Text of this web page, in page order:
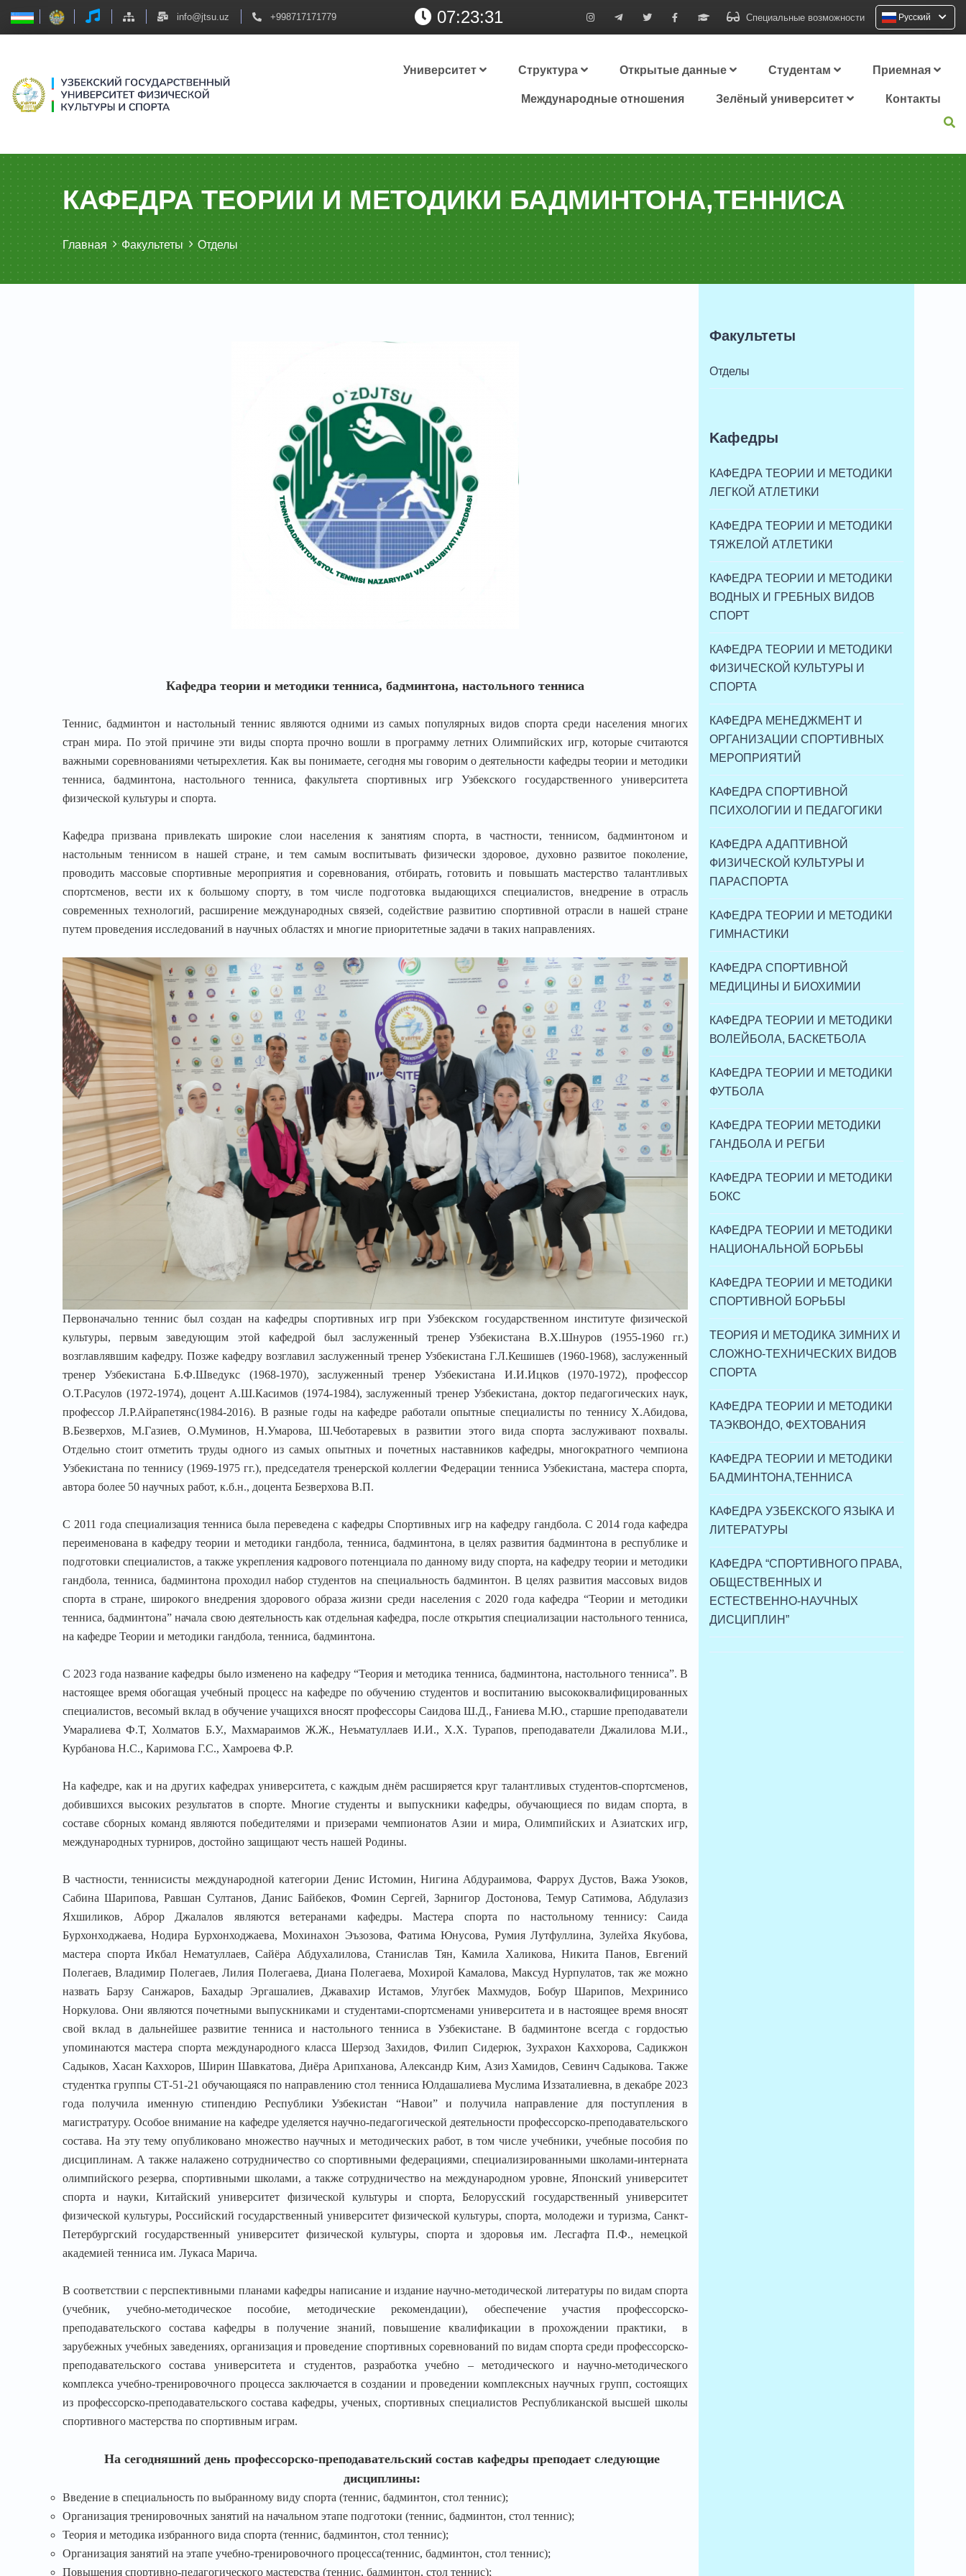
info@jtsu.uz +998717171779 07:23:32 Специальные возможности Русский
Университет Структура Открытые данные Студентам Приемная
Международные отношения Зелёный университет Контакты
КАФЕДРА ТЕОРИИ И МЕТОДИКИ БАДМИНТОНА,ТЕННИСА
Главная Факультеты Отделы
Кафедра теории и методики тенниса, бадминтона, настольного тенниса
Теннис, бадминтон и настольный теннис являются одними из самых популярных видов спорта среди населения многих
стран мира. По этой причине эти виды спорта прочно вошли в программу летних Олимпийских игр, которые считаются
важными соревнованиями четырехлетия. Как вы понимаете, сегодня мы говорим о деятельности кафедры теории и методики
тенниса, бадминтона, настольного тенниса, факультета спортивных игр Узбекского государственного университета
физической культуры и спорта.
Кафедра призвана привлекать широкие слои населения к занятиям спорта, в частности, теннисом, бадминтоном и
настольным теннисом в нашей стране, и тем самым воспитывать физически здоровое, духовно развитое поколение,
проводить массовые спортивные мероприятия и соревнования, отбирать, готовить и повышать мастерство талантливых
спортсменов, вести их к большому спорту, в том числе подготовка выдающихся специалистов, внедрение в отрасль
современных технологий, расширение международных связей, содействие развитию спортивной отрасли в нашей стране
путем проведения исследований в научных областях и многие приоритетные задачи в таких направлениях.
Первоначально теннис был создан на кафедры спортивных игр при Узбекском государственном институте физической
культуры, первым заведующим этой кафедрой был заслуженный тренер Узбекистана В.X.Шнуров (1955-1960 гг.)
возглавлявшим кафедру. Позже кафедру возглавил заслуженный тренер Узбекистана Г.Л.Кешишев (1960-1968), заслуженный
тренер Узбекистана Б.Ф.Шведукс (1968-1970), заслуженный тренер Узбекистана И.И.Ицков (1970-1972), профессор
О.T.Расулов (1972-1974), доцент А.Ш.Касимов (1974-1984), заслуженный тренер Узбекистана, доктор педагогических наук,
профессор Л.Р.Айрапетянс(1984-2016). В разные годы на кафедре работали опытные специалисты по теннису Х.Абидова,
В.Безверхов, М.Газиев, O.Mуминов, Н.Умарова, Ш.Чеботаревых в развитии этого вида спорта заслуживают похвалы.
Отдельно стоит отметить труды одного из самых опытных и почетных наставников кафедры, многократного чемпиона
Узбекистана по теннису (1969-1975 гг.), председателя тренерской коллегии Федерации тенниса Узбекистана, мастера спорта,
автора более 50 научных работ, к.б.н., доцента Безверхова В.П.
С 2011 года специализация тенниса была переведена с кафедры Спортивных игр на кафедру гандбола. С 2014 года кафедра
переименована в кафедру теории и методики гандбола, тенниса, бадминтона, в целях развития бадминтона в республике и
подготовки специалистов, а также укрепления кадрового потенциала по данному виду спорта, на кафедру теории и методики
гандбола, тенниса, бадминтона проходил набор студентов на специальность бадминтон. В целях развития массовых видов
спорта в стране, широкого внедрения здорового образа жизни среди населения с 2020 года кафедра “Теории и методики
тенниса, бадминтона” начала свою деятельность как отдельная кафедра, после открытия специализации настольного тенниса,
на кафедре Теории и методики гандбола, тенниса, бадминтона.
С 2023 года название кафедры было изменено на кафедру “Теория и методика тенниса, бадминтона, настольного тенниса”. В
настоящее время обогащая учебный процесс на кафедре по обучению студентов и воспитанию высококвалифицированных
специалистов, весомый вклад в обучение учащихся вносят профессоры Саидова Ш.Д., Ғаниева М.Ю., старшие преподаватели
Умаралиева Ф.Т, Холматов Б.У., Махмараимов Ж.Ж., Неъматуллаев И.И., Х.Х. Турапов, преподаватели Джалилова М.И.,
Курбанова Н.С., Каримова Г.С., Хамроева Ф.Р.
На кафедре, как и на других кафедрах университета, с каждым днём расширяется круг талантливых студентов-спортсменов,
добившихся высоких результатов в спорте. Многие студенты и выпускники кафедры, обучающиеся по видам спорта, в
составе сборных команд являются победителями и призерами чемпионатов Азии и мира, Олимпийских и Азиатских игр,
международных турниров, достойно защищают честь нашей Родины.
В частности, теннисисты международной категории Денис Истомин, Нигина Абдураимова, Фаррух Дустов, Важа Узоков,
Сабина Шарипова, Равшан Султанов, Данис Байбеков, Фомин Сергей, Зарнигор Достонова, Темур Сатимова, Абдулазиз
Яхшиликов, Аброр Джалалов являются ветеранами кафедры. Мастера спорта по настольному теннису: Саида
Бурхонходжаева, Нодира Бурхонходжаева, Мохинахон Эъзозова, Фатима Юнусова, Румия Лутфуллина, Зулейха Якубова,
мастера спорта Икбал Нематуллаев, Сайёра Абдухалилова, Станислав Тян, Камила Халикова, Никита Панов, Евгений
Полегаев, Владимир Полегаев, Лилия Полегаева, Диана Полегаева, Мохирой Камалова, Максуд Нурпулатов, так же можно
назвать Барзу Санжаров, Бахадыр Эргашалиев, Джавахир Истамов, Улугбек Махмудов, Бобур Шарипов, Мехринисо
Норкулова. Они являются почетными выпускниками и студентами-спортсменами университета и в настоящее время вносят
свой вклад в дальнейшее развитие тенниса и настольного тенниса в Узбекистане. В бадминтоне всегда с гордостью
упоминаются мастера спорта международного класса Шерзод Захидов, Филип Сидерюк, Зухрахон Каххорова, Садикжон
Садыков, Хасан Каххоров, Ширин Шавкатова, Диёра Арипханова, Александр Ким, Азиз Хамидов, Севинч Садыкова. Также
студентка группы СТ-51-21 обучающаяся по направлению стол тенниса Юлдашалиева Муслима Иззаталиевна, в декабре 2023
года получила именную стипендию Республики Узбекистан “Навои” и получила направление для поступления в
магистратуру. Особое внимание на кафедре уделяется научно-педагогической деятельности профессорско-преподавательского
состава. На эту тему опубликовано множество научных и методических работ, в том числе учебники, учебные пособия по
дисциплинам. А также налажено сотрудничество со спортивными федерациями, специализированными школами-интерната
олимпийского резерва, спортивными школами, а также сотрудничество на международном уровне, Японский университет
спорта и науки, Китайский университет физической культуры и спорта, Белорусский государственный университет
физической культуры, Российский государственный университет физической культуры, спорта, молодежи и туризма, Санкт-
Петербургский государственный университет физической культуры, спорта и здоровья им. Лесгафта П.Ф., немецкой
академией тенниса им. Лукаса Марича.
В соответствии с перспективными планами кафедры написание и издание научно-методической литературы по видам спорта
(учебник, учебно-методическое пособие, методические рекомендации), обеспечение участия профессорско-
преподавательского состава кафедры в получение знаний, повышение квалификации в прохождении практики, в
зарубежных учебных заведениях, организация и проведение спортивных соревнований по видам спорта среди профессорско-
преподавательского состава университета и студентов, разработка учебно – методического и научно-методического
комплекса учебно-тренировочного процесса заключается в создании и проведении комплексных научных групп, состоящих
из профессорско-преподавательского состава кафедры, ученых, спортивных специалистов Республиканской высшей школы
спортивного мастерства по спортивным играм.
На сегодняшний день профессорско-преподавательский состав кафедры преподает следующие
дисциплины:
Введение в специальность по выбранному виду спорта (теннис, бадминтон, стол теннис);
Организация тренировочных занятий на начальном этапе подготоки (теннис, бадминтон, стол теннис);
Теория и методика избранного вида спорта (теннис, бадминтон, стол теннис);
Организация занятий на этапе учебно-тренировочного процесса(теннис, бадминтон, стол теннис);
Повышения спортивно-педагогического мастерства (теннис, бадминтон, стол теннис);
Факультеты
Отделы
Kафедры
КАФЕДРА ТЕОРИИ И МЕТОДИКИ
ЛЕГКОЙ АТЛЕТИКИ
КАФЕДРА ТЕОРИИ И МЕТОДИКИ
ТЯЖЕЛОЙ АТЛЕТИКИ
КАФЕДРА ТЕОРИИ И МЕТОДИКИ
ВОДНЫХ И ГРЕБНЫХ ВИДОВ
СПОРТ
КАФЕДРА ТЕОРИИ И МЕТОДИКИ
ФИЗИЧЕСКОЙ КУЛЬТУРЫ И
СПОРТА
КАФЕДРА МЕНЕДЖМЕНТ И
ОРГАНИЗАЦИИ СПОРТИВНЫХ
МЕРОПРИЯТИЙ
КАФЕДРА СПОРТИВНОЙ
ПСИХОЛОГИИ И ПЕДАГОГИКИ
КАФЕДРА АДАПТИВНОЙ
ФИЗИЧЕСКОЙ КУЛЬТУРЫ И
ПАРАСПОРТА
КАФЕДРА ТЕОРИИ И МЕТОДИКИ
ГИМНАСТИКИ
КАФЕДРА СПОРТИВНОЙ
МЕДИЦИНЫ И БИОХИМИИ
КАФЕДРА ТЕОРИИ И МЕТОДИКИ
ВОЛЕЙБОЛА, БАСКЕТБОЛА
КАФЕДРА ТЕОРИИ И МЕТОДИКИ
ФУТБОЛА
КАФЕДРА ТЕОРИИ МЕТОДИКИ
ГАНДБОЛА И РЕГБИ
КАФЕДРА ТЕОРИИ И МЕТОДИКИ
БОКС
КАФЕДРА ТЕОРИИ И МЕТОДИКИ
НАЦИОНАЛЬНОЙ БОРЬБЫ
КАФЕДРА ТЕОРИИ И МЕТОДИКИ
СПОРТИВНОЙ БОРЬБЫ
ТЕОРИЯ И МЕТОДИКА ЗИМНИХ И
СЛОЖНО-ТЕХНИЧЕСКИХ ВИДОВ
СПОРТА
КАФЕДРА ТЕОРИИ И МЕТОДИКИ
ТАЭКВОНДО, ФЕХТОВАНИЯ
КАФЕДРА ТЕОРИИ И МЕТОДИКИ
БАДМИНТОНА,ТЕННИСА
КАФЕДРА УЗБЕКСКОГО ЯЗЫКА И
ЛИТЕРАТУРЫ
КАФЕДРА “СПОРТИВНОГО ПРАВА,
ОБЩЕСТВЕННЫХ И
ЕСТЕСТВЕННО-НАУЧНЫХ
ДИСЦИПЛИН”